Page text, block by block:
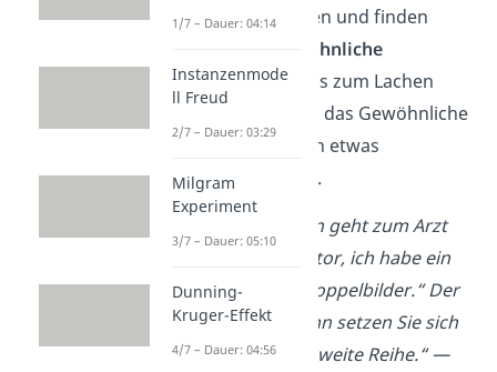
alltägliche Situationen und finden
ungewöhnliche
Perspektiven, die uns zum Lachen
bringen. Sie nehmen das Gewöhnliche
und verwandeln es in etwas
Außergewöhnliches .
Ein Mann geht zum Arzt
und sagt: „Herr Doktor, ich habe ein
Problem. Ich sehe Doppelbilder.“ Der
Arzt antwortet: „Dann setzen Sie sich
doch einfach in die zweite Reihe.“ —
1/7 – Dauer: 04:14
Instanzenmode
ll Freud
2/7 – Dauer: 03:29
Milgram
Experiment
3/7 – Dauer: 05:10
Dunning-
Kruger-Effekt
4/7 – Dauer: 04:56